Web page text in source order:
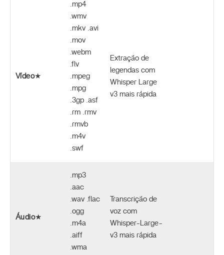
Vídeo★
.mp4
.wmv
.mkv .avi
.mov
.webm
.flv
.mpeg
.mpg
.3gp .asf
.rm .rmv
.rmvb
.m4v
.swf
Extração de
legendas com
Whisper Large
v3 mais rápida
Áudio★
.mp3
.aac
.wav .flac
.ogg
.m4a
.aiff
.wma
Transcrição de
voz com
Whisper-Large-
v3 mais rápida